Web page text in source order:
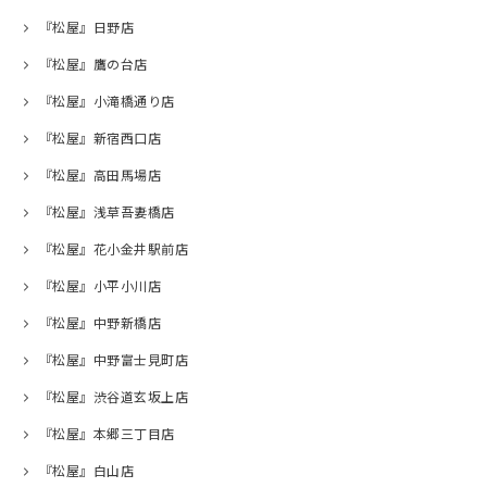
『松屋』日野店
『松屋』鷹の台店
『松屋』小滝橋通り店
『松屋』新宿西口店
『松屋』高田馬場店
『松屋』浅草吾妻橋店
『松屋』花小金井駅前店
『松屋』小平小川店
『松屋』中野新橋店
『松屋』中野富士見町店
『松屋』渋谷道玄坂上店
『松屋』本郷三丁目店
『松屋』白山店